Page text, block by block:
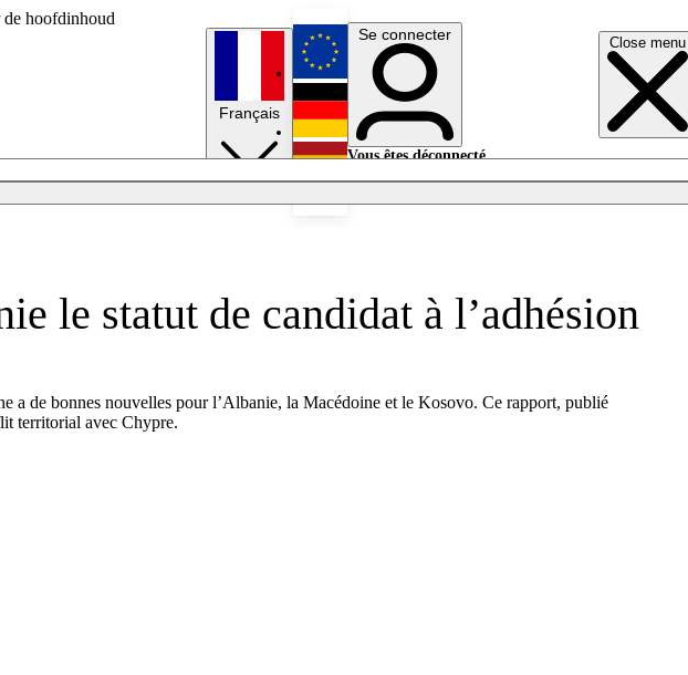
de hoofdinhoud
Close menu
Français
English
Deutsch
Se connecter
Vous êtes déconnecté.
le statut de candidat à l’adhésion
a de bonnes nouvelles pour l’Albanie, la Macédoine et le Kosovo. Ce rapport, publié
territorial avec Chypre.